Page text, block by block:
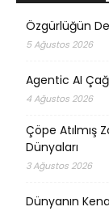
Özgürlüğün
5 Ağustos 2026
Agentic AI
4 Ağustos 2026
Çöpe Atılmış
Dünyaları
3 Ağustos 2026
Dünyanın